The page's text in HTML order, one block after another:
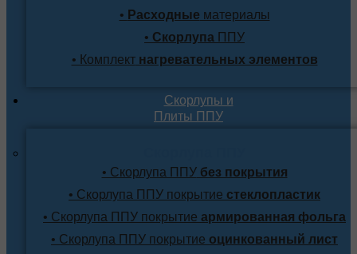
• Расходные материалы
• Скорлупа ППУ
• Комплектнагревательных элементов
Скорлупы и
Плиты ППУ
• Скорлупа ППУбез покрытия
• Скорлупа ППУ покрытие стеклопластик
• Скорлупа ППУ покрытие армированная фольга
• Скорлупа ППУ покрытие оцинкованный лист